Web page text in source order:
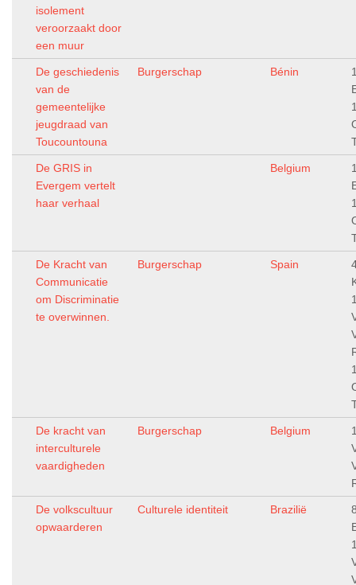
isolement
veroorzaakt door
een muur
De geschiedenis
van de
gemeentelijke
jeugdraad van
Toucountouna
Burgerschap Bénin
De GRIS in
Evergem vertelt
haar verhaal
Belgium
De Kracht van
Communicatie
om Discriminatie
te overwinnen.
Burgerschap Spain
De kracht van
interculturele
vaardigheden
Burgerschap Belgium
De volkscultuur
opwaarderen
Culturele identiteit Brazilië